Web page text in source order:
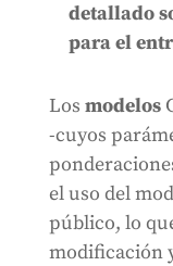
detallado
para el
Los modelos
-cuyos
el uso del
público, lo
modificación